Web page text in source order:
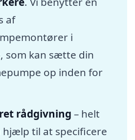
af
i
som kan sætte din
op inden for
rådgivning – helt
hjælp til at specificere